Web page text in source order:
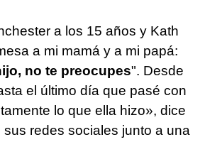
a los 15 años y Kath
a mi mamá y a mi papá:
no te preocupes". Desde
el último día que pasé con
lo que ella hizo», dice
sus redes sociales junto a una